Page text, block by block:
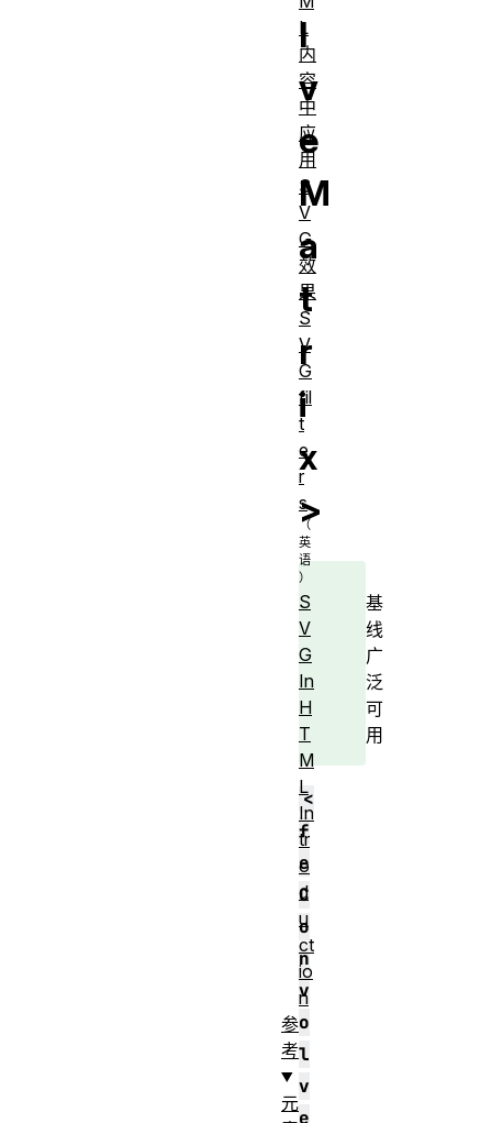
l
v
e
M
a
t
r
i
x
>
基
线
广
泛
可
用
<
f
e
C
o
n
v
o
l
v
e
L
内
容
中
应
用
S
V
G
效
果
S
V
G
fil
t
e
r
s
S
V
G
In
H
T
M
L
In
tr
o
d
u
ct
io
n
参
考
元